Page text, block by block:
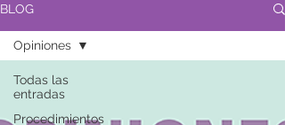
BLOG
Todas las
entradas
Procedimientos
Opiniones